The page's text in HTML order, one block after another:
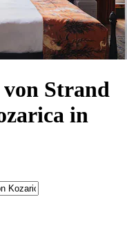
Strand
in